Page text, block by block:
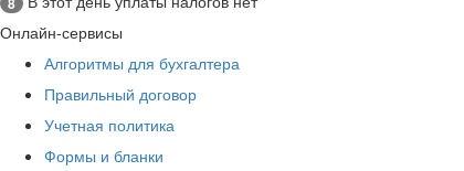
Онлайн-сервисы
Алгоритмы для бухгалтера
Правильный договор
Учетная политика
Формы и бланки